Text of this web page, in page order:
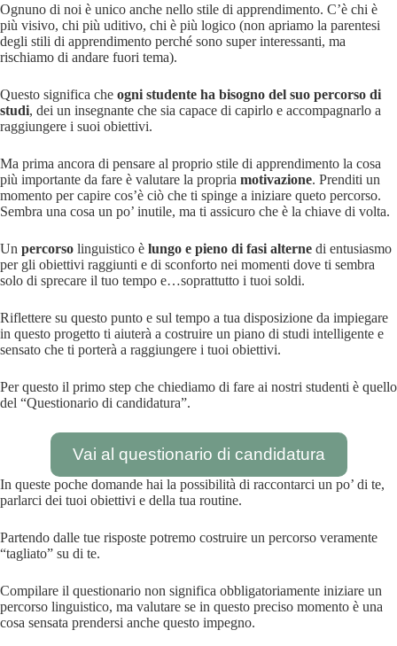
Ognuno di noi è unico anche nello stile di apprendimento. C’è chi è
più visivo, chi più uditivo, chi è più logico (non apriamo la parentesi
degli stili di apprendimento perché sono super interessanti, ma
rischiamo di andare fuori tema).
Questo significa che ogni studente ha bisogno del suo percorso di
studi, dei un insegnante che sia capace di capirlo e accompagnarlo a
raggiungere i suoi obiettivi.
Ma prima ancora di pensare al proprio stile di apprendimento la cosa
più importante da fare è valutare la propria motivazione. Prenditi un
momento per capire cos’è ciò che ti spinge a iniziare queto percorso.
Sembra una cosa un po’ inutile, ma ti assicuro che è la chiave di volta.
Un percorso linguistico è lungo e pieno di fasi alterne di entusiasmo
per gli obiettivi raggiunti e di sconforto nei momenti dove ti sembra
solo di sprecare il tuo tempo e…soprattutto i tuoi soldi.
Riflettere su questo punto e sul tempo a tua disposizione da impiegare
in questo progetto ti aiuterà a costruire un piano di studi intelligente e
sensato che ti porterà a raggiungere i tuoi obiettivi.
Per questo il primo step che chiediamo di fare ai nostri studenti è quello
del “Questionario di candidatura”.
Vai al questionario di candidatura
In queste poche domande hai la possibilità di raccontarci un po’ di te,
parlarci dei tuoi obiettivi e della tua routine.
Partendo dalle tue risposte potremo costruire un percorso veramente
“tagliato” su di te.
Compilare il questionario non significa obbligatoriamente iniziare un
percorso linguistico, ma valutare se in questo preciso momento è una
cosa sensata prendersi anche questo impegno.